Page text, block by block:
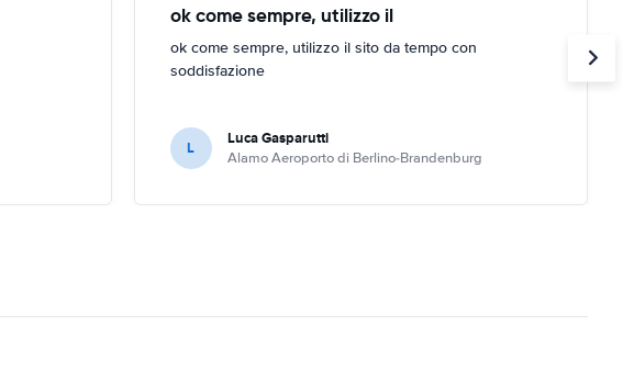
ok come sempre, utilizzo il
ok come sempre, utilizzo il sito da tempo con
soddisfazione
L Luca Gasparutti
Alamo Aeroporto di Berlino-Brandenburg